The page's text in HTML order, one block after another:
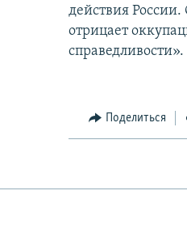
действия
отрицает
справедливости».
Поделиться